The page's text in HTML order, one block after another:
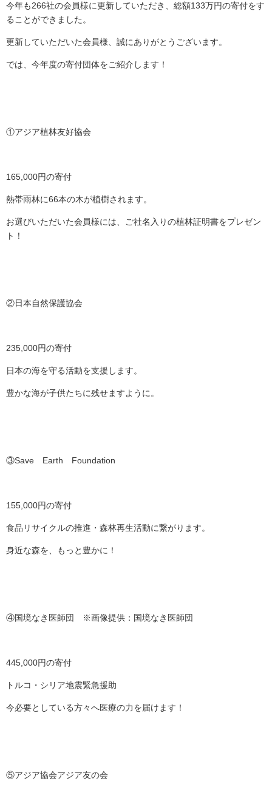
今年も266社の会員様に更新していただき、総額133万円の寄付をす
ることができました。
更新していただいた会員様、誠にありがとうございます。
では、今年度の寄付団体をご紹介します！
①アジア植林友好協会
165,000円の寄付
熱帯雨林に66本の木が植樹されます。
お選びいただいた会員様には、ご社名入りの植林証明書をプレゼン
ト！
②日本自然保護協会
235,000円の寄付
日本の海を守る活動を支援します。
豊かな海が子供たちに残せますように。
③Save Earth Foundation
155,000円の寄付
食品リサイクルの推進・森林再生活動に繋がります。
身近な森を、もっと豊かに！
④国境なき医師団 ※画像提供：国境なき医師団
445,000円の寄付
トルコ・シリア地震緊急援助
今必要としている方々へ医療の力を届けます！
⑤アジア協会アジア友の会